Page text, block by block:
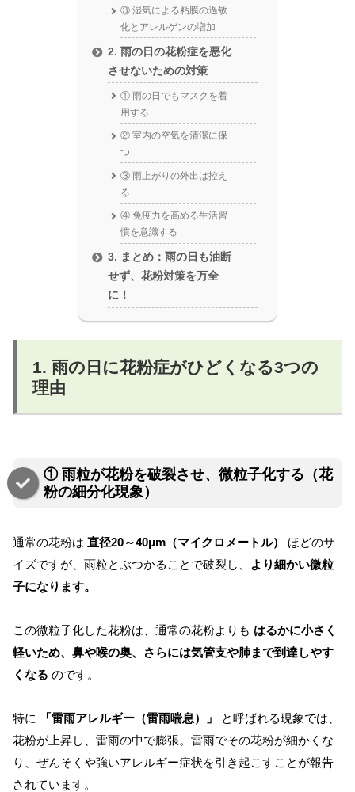
③ 湿気による粘膜の過敏
化とアレルゲンの増加
2. 雨の日の花粉症を悪化
させないための対策
① 雨の日でもマスクを着
用する
② 室内の空気を清潔に保
つ
③ 雨上がりの外出は控え
る
④ 免疫力を高める生活習
慣を意識する
3. まとめ：雨の日も油断
せず、花粉対策を万全
に！
1. 雨の日に花粉症がひどくなる3つの
理由
① 雨粒が花粉を破裂させ、微粒子化する（花
粉の細分化現象）
通常の花粉は 直径20～40μm（マイクロメートル）
ほどのサ
イズですが、雨粒とぶつかることで破裂し、
より細かい微粒
子になります。
この微粒子化した花粉は、通常の花粉よりも はるかに小さく
軽いため、鼻や喉の奥、さらには気管支や肺まで到達しやす
くなる のです。
特に 「雷雨アレルギー（雷雨喘息）」
と呼ばれる現象では、
花粉が上昇し、雷雨の中で膨張。雷雨でその花粉が細かくな
り、ぜんそくや強いアレルギー症状を引き起こすことが報告
されています。